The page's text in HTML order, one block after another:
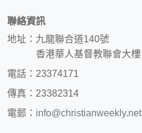
聯絡資訊
地址：九龍聯合道140號
香港華人基督教聯會大樓
電話：23374171
傳真：23382314
電郵： info@christianweekly.net